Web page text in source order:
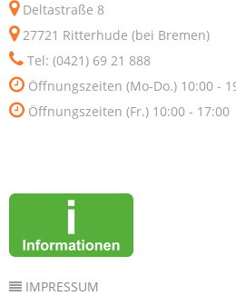
Deltastraße 8
27721 Ritterhude (bei Bremen)
Tel: (0421) 69 21 888
Öffnungszeiten (Mo-Do.) 10:00 -
Öffnungszeiten (Fr.) 10:00 - 17:00
IMPRESSUM